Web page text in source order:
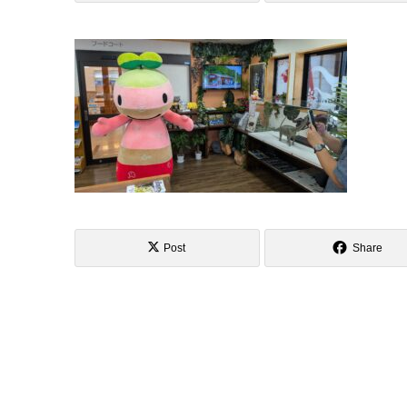
Post Share